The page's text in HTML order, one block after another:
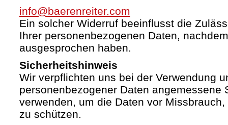
info@baerenreiter.com
Ein solcher Widerruf beeinflusst die
Ihrer personenbezogenen Daten,
ausgesprochen haben.
Sicherheitshinweis
Wir verpflichten uns bei der Verwendung
personenbezogener Daten angemessene
verwenden, um die Daten vor
zu schützen.